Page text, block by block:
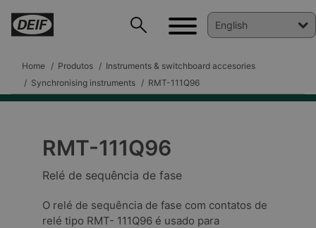
Home Produtos
Instruments & switchboard accesories
Synchronising instruments
RMT-111Q96
RMT-111Q96
Relé de sequência de fase
O relé de sequência de fase com contatos de
relé tipo RMT- 111Q96 é usado para
DEIF PowerAI